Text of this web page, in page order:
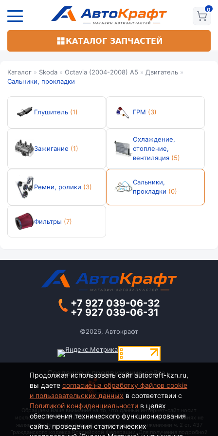
основному
КАТАЛОГ ЗАПЧАСТЕЙ
Каталог » Skoda » Octavia (2004-2008) А5 » Двигатель »
Сальники, прокладки
Глушитель (1) ГРМ (3)
Зажигание (1)
Охлаждение,
отопление,
вентиляция (5)
Ремни, ролики (3)
Сальники,
прокладки (0)
Фильтры (7)
+7 927 039-06-32
+7 927 039-06-31
©2026, Автокрафт
Создание и продвижение сайта -
Обращаем Ваше внимание на то, что данный интернет-сайт носит
исключительно информационный характер и ни при каких условиях не
является публичной офертой, определяемой положениями ч. 2 ст. 437
Гражданского кодекса Российской Федерации. Для получения подробной
Продолжая использовать сайт autocraft-kzn.ru,
вы даете согласие на обработку файлов cookie
и пользовательских данных в соответствии с
Политикой конфиденциальностив целях
обеспечения технического функционирования
сайта, проведения статистических